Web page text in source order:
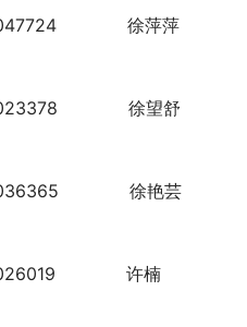
徐萍萍
徐望舒
徐艳芸
许楠